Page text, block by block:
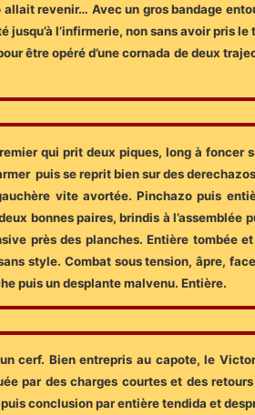
revenir… Avec un gros bandage
l’infirmerie, non sans avoir pris
être opéré d’une cornada de deux
qui prit deux piques, long à foncer
puis se reprit bien sur des
vite avortée. Pinchazo puis
bonnes paires, brindis à
près des planches. Entière tombée
style. Combat sous tension, âpre,
puis un desplante malvenu. Entière.
cerf. Bien entrepris au capote, le
par des charges courtes et des
conclusion par entière tendida et